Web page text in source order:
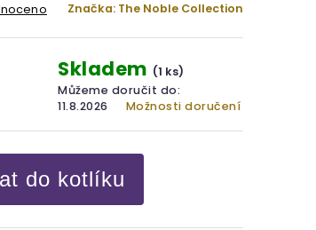
Značka: The Noble Collection
Skladem (1 ks)
Můžeme doručit do:
11.8.2026
Možnosti doručení
do kotlíku